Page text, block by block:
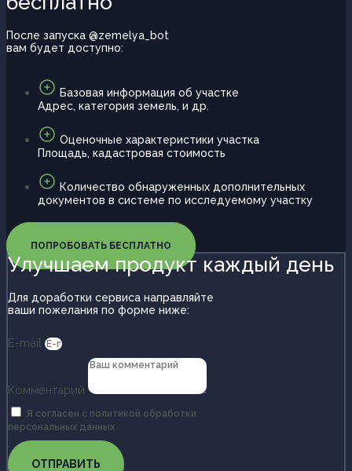
интерфейсы.
После запуска @zemelya_bot
вам будет доступно:
Базовая информация об участке
Адрес, категория земель, и др.
Оценочные характеристики участка
Площадь, кадастровая стоимость
Количество обнаруженных дополнительных
документов в системе по исследуемому участку
ПОПРОБОВАТЬ БЕСПЛАТНО
Улучшаем продукт каждый день
Для доработки сервиса направляйте
ваши пожелания по форме ниже:
E-mail
Комментарий
Я согласен с политикой обработки
персональных данных
ОТПРАВИТЬ